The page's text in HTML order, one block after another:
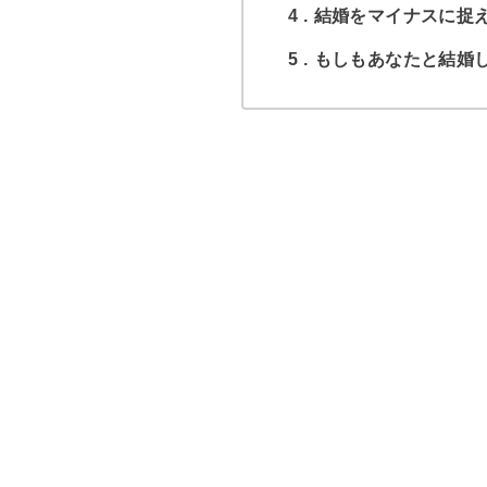
4 結婚をマイナスに捉
5 もしもあなたと結婚